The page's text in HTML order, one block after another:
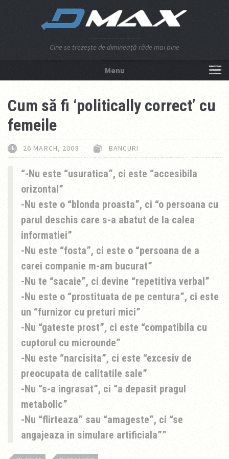
Cine se trezeşte de dimineaţă râde mai bine
Menu
Cum să fi ‘politically correct’ cu
femeile
26 MARCH, 2008 BANCURI
-Nu este “usuratica”, ci este “accesibila
orizontal”
-Nu este o “blonda proasta”, ci “o persoana cu
parul deschis care s-a abatut de la calea
informatiei”
-Nu este “fosta”, ci este o “persoana de a
carei companie m-am bucurat”
-Nu te “sacaie”, ci devine “repetitiva verbal”
-Nu este o “prostituata de pe centura”, ci este
un “furnizor cu preturi mici”
-Nu “gateste prost”, ci este “compatibila cu
cuptorul cu microunde”
-Nu este “narcisita”, ci este “excesiv de
preocupata de calitatile sale”
-Nu “s-a ingrasat”, ci “a depasit pragul
metabolic”
-Nu “flirteaza” sau “amageste”, ci “se
angajeaza in simulare artificiala”